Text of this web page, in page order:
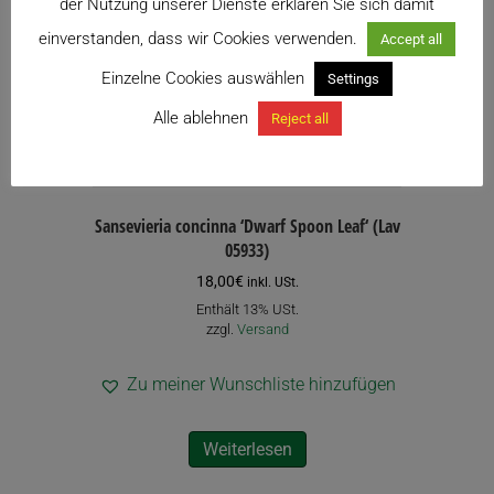
Sansevieria concinna ‘Dwarf Spoon Leaf‘ (Lav
05933)
18,00€ inkl. USt.
Enthält 13% USt.
zzgl. Versand
Zu meiner Wunschliste hinzufügen
Weiterlesen
der Nutzung unserer Dienste erklären Sie sich damit
einverstanden, dass wir Cookies verwenden.
Accept all
Einzelne Cookies auswählen Settings
Alle ablehnen Reject all